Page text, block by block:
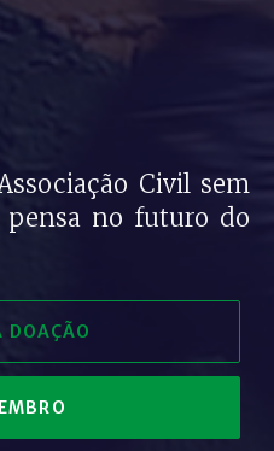
Civil sem
pensa no futuro do
DOAÇÃO